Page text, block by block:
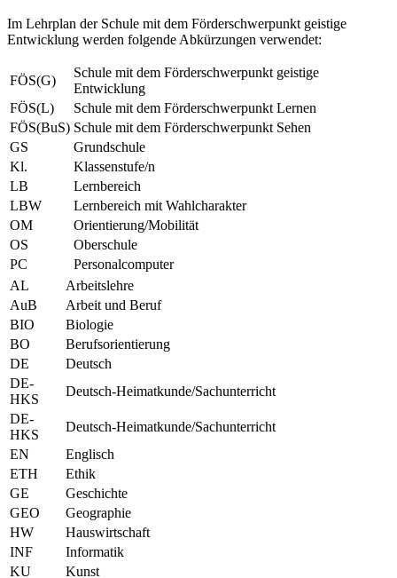
Im Lehrplan der Schule mit dem Förderschwerpunkt geistige
Entwicklung werden folgende Abkürzungen verwendet:
FÖS(G)
Schule mit dem Förderschwerpunkt geistige
Entwicklung
FÖS(L)
Schule mit dem Förderschwerpunkt Lernen
FÖS(BuS) Schule mit dem Förderschwerpunkt Sehen
GS
Grundschule
Kl.
Klassenstufe/n
LB
Lernbereich
LBW
Lernbereich mit Wahlcharakter
OM
Orientierung/Mobilität
OS
Oberschule
PC
Personalcomputer
AL
Arbeitslehre
AuB
Arbeit und Beruf
BIO
Biologie
BO
Berufsorientierung
DE
Deutsch
DE-
HKS
Deutsch-Heimatkunde/Sachunterricht
DE-
HKS
Deutsch-Heimatkunde/Sachunterricht
EN
Englisch
ETH
Ethik
GE
Geschichte
GEO
Geographie
HW
Hauswirtschaft
INF
Informatik
KU
Kunst